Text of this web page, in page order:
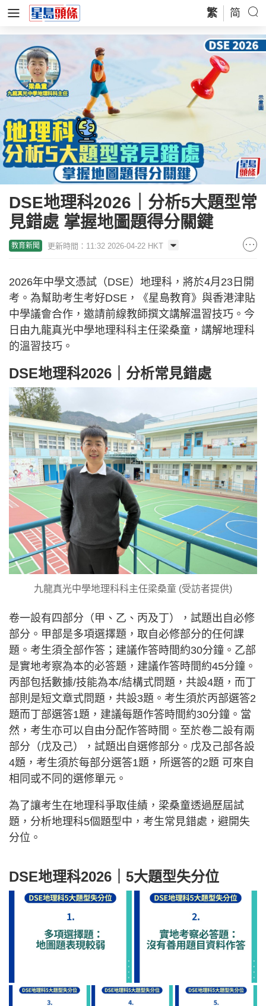
繁 简
DSE地理科2026｜分析5大題型常
見錯處 掌握地圖題得分關鍵
教育新聞 更新時間：11:32 2026-04-22 HKT
2026年中學文憑試（DSE）地理科，將於4月23日開
考。為幫助考生考好DSE，《星島教育》與香港津貼
中學議會合作，邀請前線教師撰文講解温習技巧。今
日由九龍真光中學地理科科主任梁桑童，講解地理科
的溫習技巧。
DSE地理科2026｜分析常見錯處
九龍真光中學地理科科主任梁桑童 (受訪者提供)
卷一設有四部分（甲、乙、丙及丁），試題出自必修
部分。甲部是多項選擇題，取自必修部分的任何課
題。考生須全部作答；建議作答時間約30分鐘。乙部
是實地考察為本的必答題，建議作答時間約45分鐘。
丙部包括數據/技能為本/結構式問題，共設4題，而丁
部則是短文章式問題，共設3題。考生須於丙部選答2
題而丁部選答1題，建議每題作答時間約30分鐘。當
然，考生亦可以自由分配作答時間。至於卷二設有兩
部分（戊及己），試題出自選修部分。戊及己部各設
4題，考生須於每部分選答1題，所選答的2題 可來自
相同或不同的選修單元。
為了讓考生在地理科爭取佳績，梁桑童透過歷屆試
題，分析地理科5個題型中，考生常見錯處，避開失
分位。
DSE地理科2026｜5大題型失分位